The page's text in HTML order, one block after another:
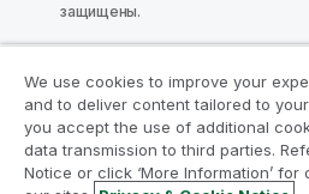
защищены.
Присоединяйтесь к
модернизации
Модернизируйте ваши важные
We use cookies to improve your
and to deliver content tailored to your
you accept the use of additional
data transmission to third parties.
Notice or click ‘More Information’